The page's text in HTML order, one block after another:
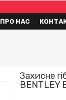
ПРО НАС
Захисне
BENTLEY